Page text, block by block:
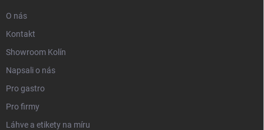
O nás
Kontakt
Showroom Kolín
Napsali o nás
Pro gastro
Pro firmy
Láhve a etikety na míru